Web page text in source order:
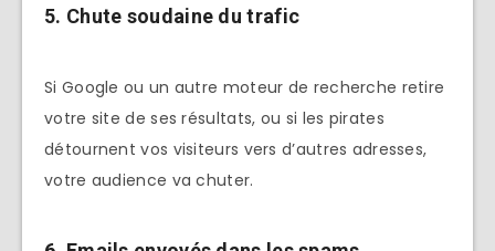
5. Chute soudaine du trafic
Si Google ou un autre moteur de recherche retire
votre site de ses résultats, ou si les pirates
détournent vos visiteurs vers d’autres adresses,
votre audience va chuter.